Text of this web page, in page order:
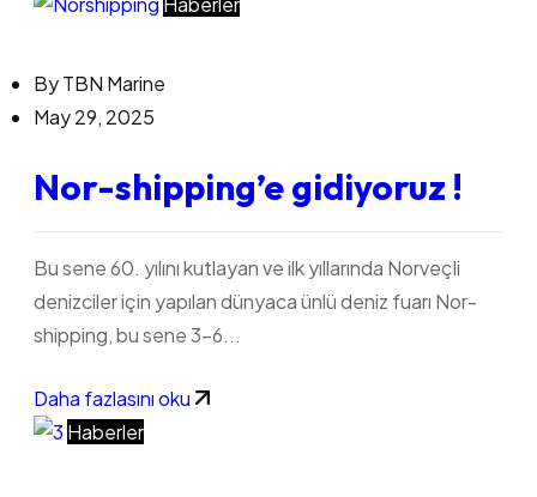
ByTBN Marine
May 29, 2025
Nor-shipping’e gidiyoruz !
Bu sene 60. yılını kutlayan ve ilk yıllarında Norveçli
denizciler için yapılan dünyaca ünlü deniz fuarı Nor-
shipping, bu sene 3-6...
Daha fazlasını oku
Haberler